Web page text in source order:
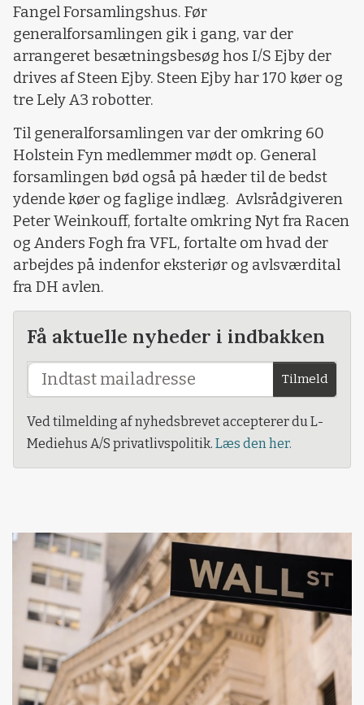
Fangel Forsamlingshus. Før
generalforsamlingen gik i gang, var der
arrangeret besætningsbesøg hos I/S Ejby der
drives af Steen Ejby. Steen Ejby har 170 køer og
tre Lely A3 robotter.
Til generalforsamlingen var der omkring 60
Holstein Fyn medlemmer mødt op. General
forsamlingen bød også på hæder til de bedst
ydende køer og faglige indlæg. Avlsrådgiveren
Peter Weinkouff, fortalte omkring Nyt fra Racen
og Anders Fogh fra VFL, fortalte om hvad der
arbejdes på indenfor eksteriør og avlsværdital
fra DH avlen.
Få aktuelle nyheder i indbakken
Tilmeld
Ved tilmelding af nyhedsbrevet accepterer du L-
Mediehus A/S privatlivspolitik. Læs den her.